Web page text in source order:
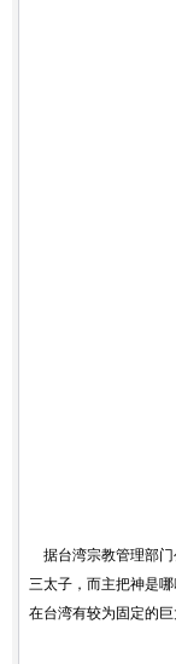
据台湾宗教管理部门
三太子，而主把神是
在台湾有较为固定的